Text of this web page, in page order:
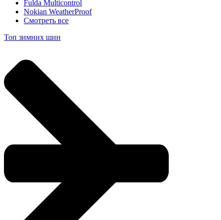
Fulda Multicontrol
Nokian WeatherProof
Смотреть все
Топ зимних шин